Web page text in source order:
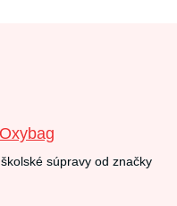
súpravy od značky